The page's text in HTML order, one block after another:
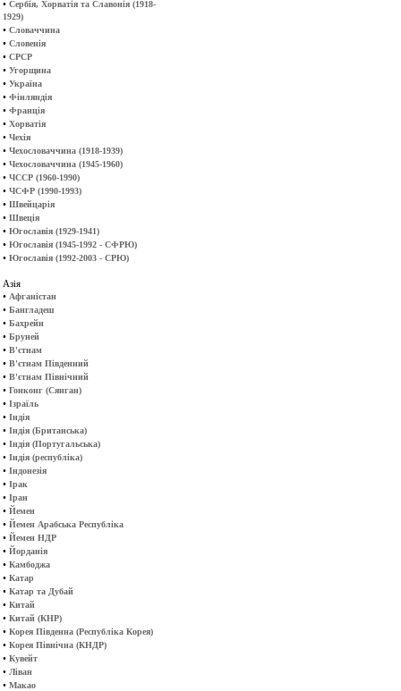
• Сербія, Хорватія та Славонія (1918-
1929)
• Словаччина
• Словенія
• СРСР
• Угорщина
• Україна
• Фінляндія
• Франція
• Хорватія
• Чехія
• Чехословаччина (1918-1939)
• Чехословаччина (1945-1960)
• ЧССР (1960-1990)
• ЧСФР (1990-1993)
• Швейцарія
• Швеція
• Югославія (1929-1941)
• Югославія (1945-1992 - СФРЮ)
• Югославія (1992-2003 - СРЮ)
Азія
• Афганістан
• Бангладеш
• Бахрейн
• Бруней
• В'єтнам
• В'єтнам Південний
• В'єтнам Північний
• Гонконг (Сянган)
• Ізраїль
• Індія
• Індія (Британська)
• Індія (Португальська)
• Індія (республіка)
• Індонезія
• Ірак
• Іран
• Йемен
• Йемен Арабська Республіка
• Йемен НДР
• Йорданія
• Камбоджа
• Катар
• Катар та Дубай
• Китай
• Китай (КНР)
• Корея Південна (Республіка Корея)
• Корея Північна (КНДР)
• Кувейт
• Ліван
• Макао